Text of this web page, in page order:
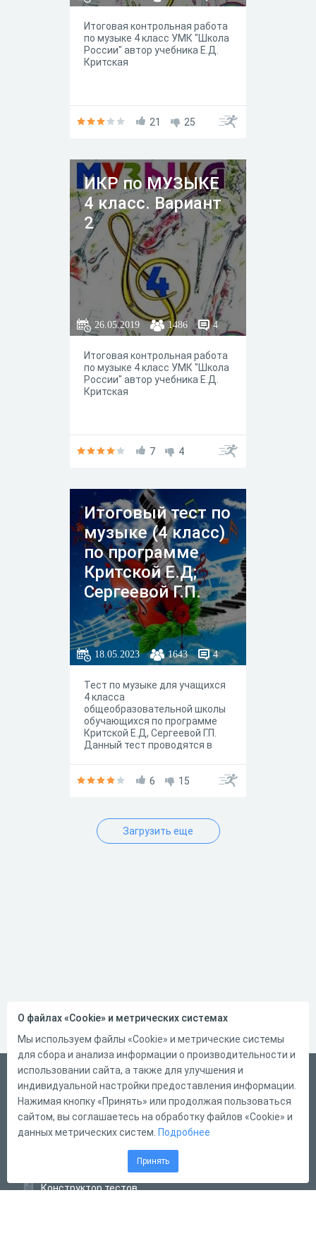
Итоговая контрольная работа
по музыке 4 класс УМК "Школа
России" автор учебника Е.Д.
Критская
21 25
ИКР по МУЗЫКЕ
4 класс. Вариант
2
26.05.2019 1486 4
Итоговая контрольная работа
по музыке 4 класс УМК "Школа
России" автор учебника Е.Д.
Критская
7 4
Итоговый тест по
музыке (4 класс)
по программе
Критской Е.Д;
Сергеевой Г.П.
18.05.2023 1643 4
Тест по музыке для учащихся
4 класса
общеобразовательной школы
обучающихся по программе
Критской Е.Д, Сергеевой Г.П.
Данный тест проводятся в
полученные за целый учебный
6 15
Загрузить еще
Русский
Справка
Форма обратной связи
Конструктор тестов
О файлах «Cookie» и метрических системах
Мы используем файлы «Cookie» и метрические системы
для сбора и анализа информации о производительности и
использовании сайта, а также для улучшения и
индивидуальной настройки предоставления информации.
Нажимая кнопку «Принять» или продолжая пользоваться
сайтом, вы соглашаетесь на обработку файлов «Cookie» и
данных метрических систем. Подробнее
Принять